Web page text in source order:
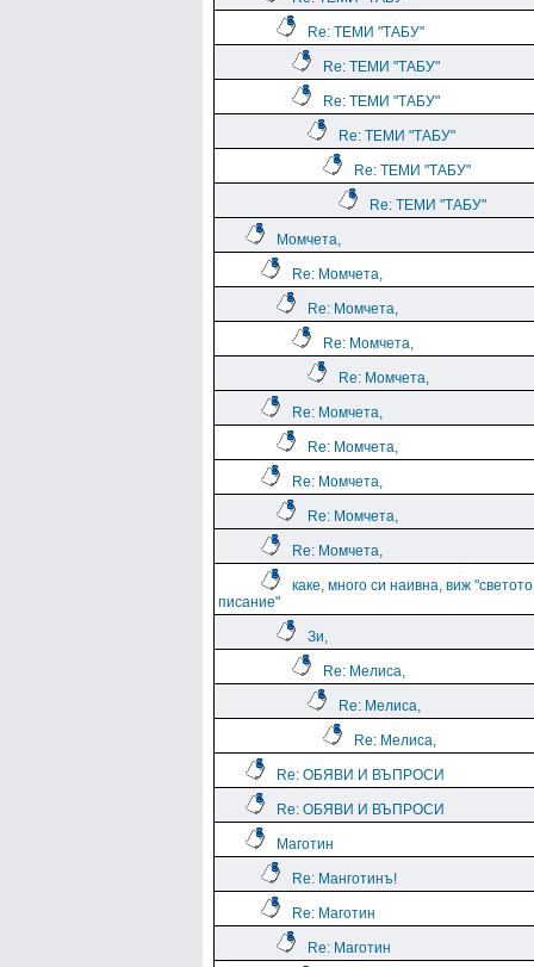
Re: ТЕМИ "ТАБУ"
Re: ТЕМИ "ТАБУ"
Re: ТЕМИ "ТАБУ"
Re: ТЕМИ "ТАБУ"
Re: ТЕМИ "ТАБУ"
Re: ТЕМИ "ТАБУ"
Момчета,
Re: Момчета,
Re: Момчета,
Re: Момчета,
Re: Момчета,
Re: Момчета,
Re: Момчета,
Re: Момчета,
Re: Момчета,
Re: Момчета,
каке, много си наивна, виж "светото
писание"
Зи,
Re: Мелиса,
Re: Мелиса,
Re: Мелиса,
Re: ОБЯВИ И ВЪПРОСИ
Re: ОБЯВИ И ВЪПРОСИ
Маготин
Re: Манготинъ!
Re: Маготин
Re: Маготин